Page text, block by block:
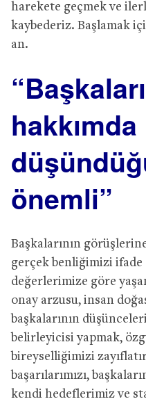
harekete geçmek ve
kaybederiz. Başlamak
an.
hakkımda
önemli”
Başkalarının
gerçek benliğimizi
değerlerimize göre
onay arzusu, insan
başkalarının
belirleyicisi yapmak,
bireyselliğimizi
başarılarımızı,
kendi hedeflerimiz ve